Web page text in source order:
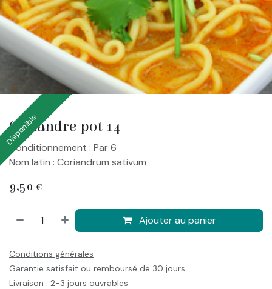
Coriandre pot 14
Disponible
Conditionnement : Par 6
Nom latin : Coriandrum sativum
9,50 €
Ajouter au panier
Conditions générales
Garantie satisfait ou remboursé de 30 jours
Livraison : 2-3 jours ouvrables